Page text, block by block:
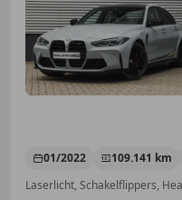
01/2022 109.141 km